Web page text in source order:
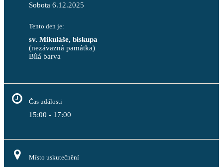
Sobota 6.12.2025
Tento den je:
sv. Mikuláše, biskupa
(nezávazná památka)
Bílá barva
Čas události
15:00 - 17:00
Místo uskutečnění